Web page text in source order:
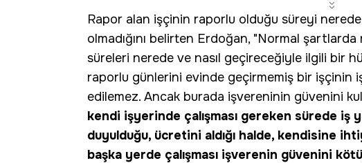
Rapor alan işçinin raporlu olduğu süreyi
olmadığını belirten Erdoğan, "Normal
süreleri nerede ve nasıl geçireceğiyle ilgili bir
raporlu günlerini evinde geçirmemiş bir işçinin
edilemez. Ancak burada işvereninin güvenini
kendi işyerinde çalışması gereken sürede iş
duyulduğu, ücretini aldığı halde, kendisine
başka yerde çalışması işverenin güvenini